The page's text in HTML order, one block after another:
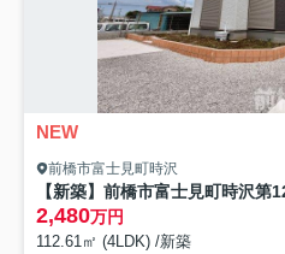
NEW
前橋市富士見町時沢
2,480万円
112.61㎡ (4LDK) /新築